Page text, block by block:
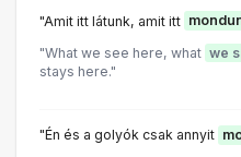
"Amit itt látunk, amit itt
"What we see here, what we
stays here."
"Én és a golyók csak annyit